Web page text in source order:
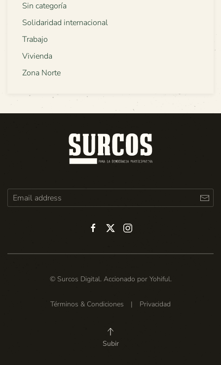
Sin categoría
Solidaridad internacional
Trabajo
Vivienda
Zona Norte
© Surcos Digital. Accionado por Yohiful.
Términos & Condiciones | Privacidad
Subir